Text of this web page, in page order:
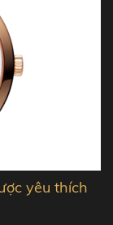
yêu thích